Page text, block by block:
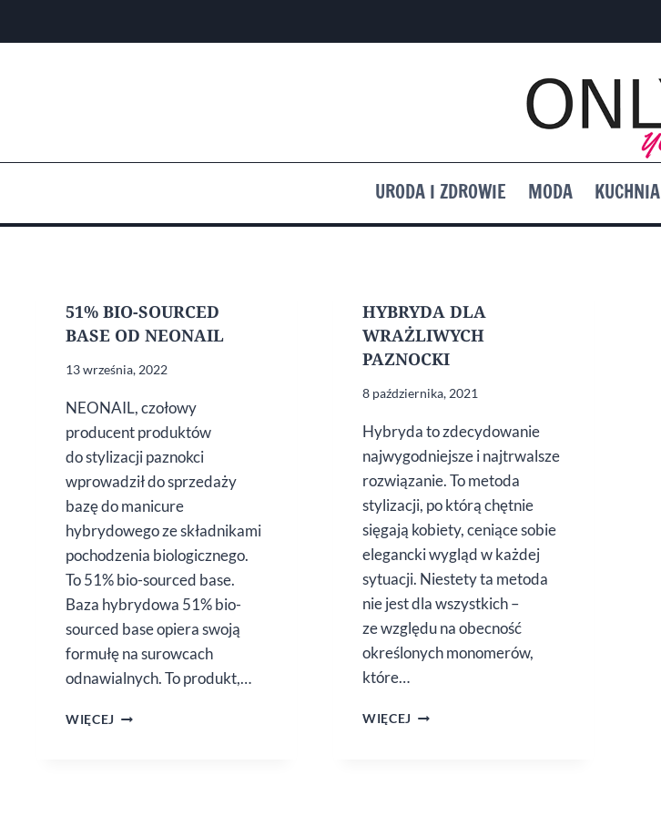
URODA I ZDROWIE MODA KUCHNIA
51% BIO-SOURCED
BASE OD NEONAIL
13 września, 2022
NEONAIL, czołowy
producent produktów
do stylizacji paznokci
wprowadził do sprzedaży
bazę do manicure
hybrydowego ze składnikami
pochodzenia biologicznego.
To 51% bio-sourced base.
Baza hybrydowa 51% bio-
sourced base opiera swoją
formułę na surowcach
odnawialnych. To produkt,…
WIĘCEJ 51%
HYBRYDA DLA
WRAŻLIWYCH
PAZNOCKI
8 października, 2021
Hybryda to zdecydowanie
najwygodniejsze i najtrwalsze
rozwiązanie. To metoda
stylizacji, po którą chętnie
sięgają kobiety, ceniące sobie
elegancki wygląd w każdej
sytuacji. Niestety ta metoda
nie jest dla wszystkich –
ze względu na obecność
określonych monomerów,
które…
WIĘCEJ HYBRYDA